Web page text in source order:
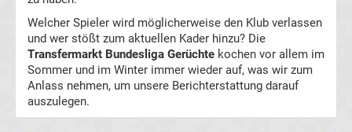
Nürnberg
Transfergerüchte
Welcher Spieler wird möglicherweise den Klub verlassen
und wer stößt zum aktuellen Kader hinzu? Die
Transfermarkt Bundesliga Gerüchte kochen vor allem im
Sommer und im Winter immer wieder auf, was wir zum
Anlass nehmen, um unsere Berichterstattung darauf
auszulegen.